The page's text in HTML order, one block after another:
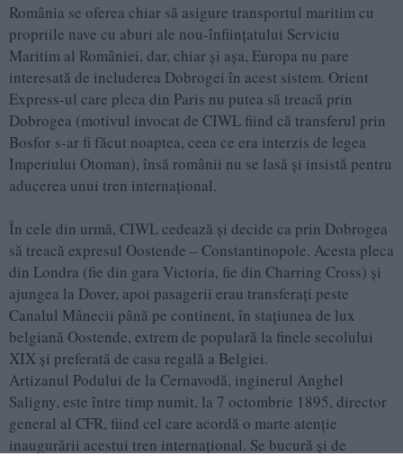
România se oferea chiar să asigure transportul maritim cu
propriile nave cu aburi ale nou-înfiinţatului Serviciu
Maritim al României, dar, chiar şi aşa, Europa nu pare
interesată de includerea Dobrogei în acest sistem. Orient
Express-ul care pleca din Paris nu putea să treacă prin
Dobrogea (motivul invocat de CIWL fiind că transferul prin
Bosfor s-ar fi făcut noaptea, ceea ce era interzis de legea
Imperiului Otoman), însă românii nu se lasă şi insistă pentru
aducerea unui tren internaţional.
În cele din urmă, CIWL cedează şi decide ca prin Dobrogea
să treacă expresul Oostende – Constantinopole. Acesta pleca
din Londra (fie din gara Victoria, fie din Charring Cross) şi
ajungea la Dover, apoi pasagerii erau transferaţi peste
Canalul Mânecii până pe continent, în staţiunea de lux
belgiană Oostende, extrem de populară la finele secolului
XIX şi preferată de casa regală a Belgiei.
Artizanul Podului de la Cernavodă, inginerul Anghel
Saligny, este între timp numit, la 7 octombrie 1895, director
general al CFR, fiind cel care acordă o marte atenţie
inaugurării acestui tren internaţional. Se bucură şi de